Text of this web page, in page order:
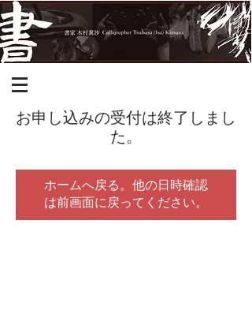
お申し込みの受付は終了しまし
た。
ホームへ戻る。他の日時確認
は前画面に戻ってください。